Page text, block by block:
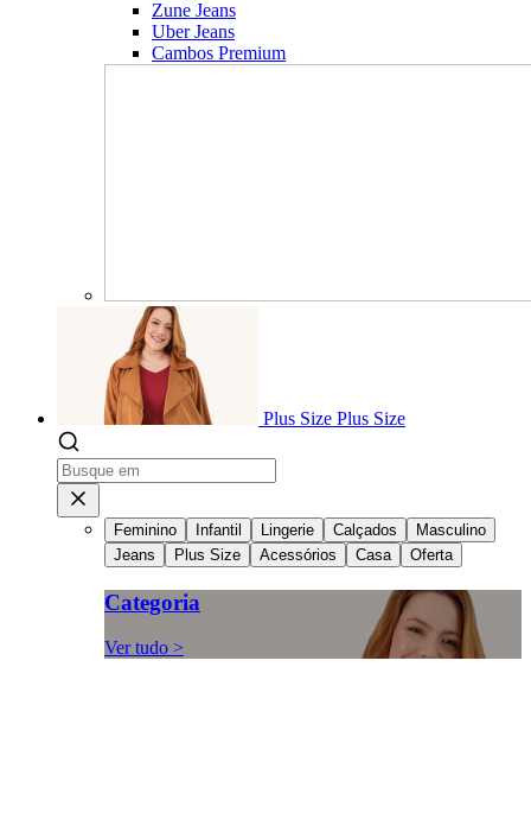
Zune Jeans
Uber Jeans
Cambos Premium
Plus Size Plus Size
Feminino Infantil Lingerie Calçados
Masculino
Jeans
Plus Size Acessórios Casa Oferta
Categoria
Ver tudo >